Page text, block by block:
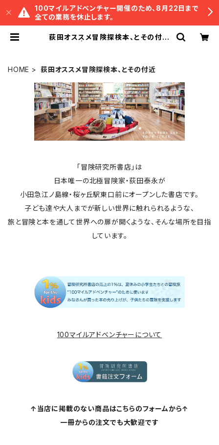
100マイルアドベンチャー開催のため、8月22日まで
全ての業務を休止します。
荻田オススメ冒険探検本、とその付近
HOME 荻田オススメ冒険探検本、とその付近
「冒険研究所書店」は
日本唯一の北極冒険家・荻田泰永が
小田急江ノ島線・桜ヶ丘駅東口前にオープンした書店です。
子ども達や大人までが新しい世界に触れられるような、
旅と冒険と本を通して世界への扉が開くような、そんな場所を目指
しています。
100マイルアドベンチャーについて
↑当店に掲載のない商品はこちらのフォームから↑
一冊からの注文でも大歓迎です